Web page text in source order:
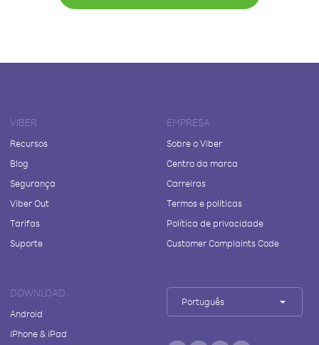
VIBER
Recursos
Blog
Segurança
Viber Out
Tarifas
Suporte
EMPRESA
Sobre o Viber
Centro da marca
Carreiras
Termos e políticas
Política de privacidade
Customer Complaints Code
DOWNLOAD
Android
iPhone & iPad
Português